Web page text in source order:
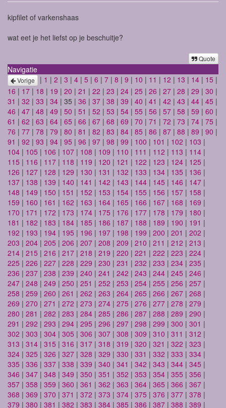
kipfilet of varkenshaas
wat eet je het liefst op je beschuitje?
Quote
Navigatie
Vorige | 1 | 2 | 3 | 4 | 5 | 6 | 7 | 8 | 9 | 10 | 11 | 12 | 13 | 14 | 15 |
16 | 17 | 18 | 19 | 20 | 21 | 22 | 23 | 24 | 25 | 26 | 27 | 28 | 29 | 30 |
31 | 32 | 33 | 34 | 35 | 36 | 37 | 38 | 39 | 40 | 41 | 42 | 43 | 44 | 45 |
46 | 47 | 48 | 49 | 50 | 51 | 52 | 53 | 54 | 55 | 56 | 57 | 58 | 59 | 60 |
61 | 62 | 63 | 64 | 65 | 66 | 67 | 68 | 69 | 70 | 71 | 72 | 73 | 74 | 75 |
76 | 77 | 78 | 79 | 80 | 81 | 82 | 83 | 84 | 85 | 86 | 87 | 88 | 89 | 90 |
91 | 92 | 93 | 94 | 95 | 96 | 97 | 98 | 99 | 100 | 101 | 102 | 103 |
104 | 105 | 106 | 107 | 108 | 109 | 110 | 111 | 112 | 113 | 114 |
115 | 116 | 117 | 118 | 119 | 120 | 121 | 122 | 123 | 124 | 125 |
126 | 127 | 128 | 129 | 130 | 131 | 132 | 133 | 134 | 135 | 136 |
137 | 138 | 139 | 140 | 141 | 142 | 143 | 144 | 145 | 146 | 147 |
148 | 149 | 150 | 151 | 152 | 153 | 154 | 155 | 156 | 157 | 158 |
159 | 160 | 161 | 162 | 163 | 164 | 165 | 166 | 167 | 168 | 169 |
170 | 171 | 172 | 173 | 174 | 175 | 176 | 177 | 178 | 179 | 180 |
181 | 182 | 183 | 184 | 185 | 186 | 187 | 188 | 189 | 190 | 191 |
192 | 193 | 194 | 195 | 196 | 197 | 198 | 199 | 200 | 201 | 202 |
203 | 204 | 205 | 206 | 207 | 208 | 209 | 210 | 211 | 212 | 213 |
214 | 215 | 216 | 217 | 218 | 219 | 220 | 221 | 222 | 223 | 224 |
225 | 226 | 227 | 228 | 229 | 230 | 231 | 232 | 233 | 234 | 235 |
236 | 237 | 238 | 239 | 240 | 241 | 242 | 243 | 244 | 245 | 246 |
247 | 248 | 249 | 250 | 251 | 252 | 253 | 254 | 255 | 256 | 257 |
258 | 259 | 260 | 261 | 262 | 263 | 264 | 265 | 266 | 267 | 268 |
269 | 270 | 271 | 272 | 273 | 274 | 275 | 276 | 277 | 278 | 279 |
280 | 281 | 282 | 283 | 284 | 285 | 286 | 287 | 288 | 289 | 290 |
291 | 292 | 293 | 294 | 295 | 296 | 297 | 298 | 299 | 300 | 301 |
302 | 303 | 304 | 305 | 306 | 307 | 308 | 309 | 310 | 311 | 312 |
313 | 314 | 315 | 316 | 317 | 318 | 319 | 320 | 321 | 322 | 323 |
324 | 325 | 326 | 327 | 328 | 329 | 330 | 331 | 332 | 333 | 334 |
335 | 336 | 337 | 338 | 339 | 340 | 341 | 342 | 343 | 344 | 345 |
346 | 347 | 348 | 349 | 350 | 351 | 352 | 353 | 354 | 355 | 356 |
357 | 358 | 359 | 360 | 361 | 362 | 363 | 364 | 365 | 366 | 367 |
368 | 369 | 370 | 371 | 372 | 373 | 374 | 375 | 376 | 377 | 378 |
379 | 380 | 381 | 382 | 383 | 384 | 385 | 386 | 387 | 388 | 389 |